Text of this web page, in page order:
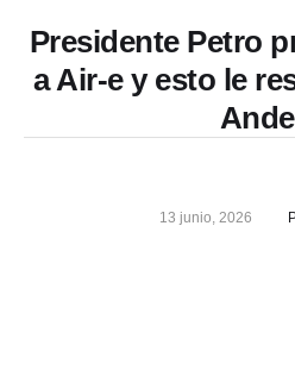
Presidente Petro
a Air-e y esto le
13 junio, 2026